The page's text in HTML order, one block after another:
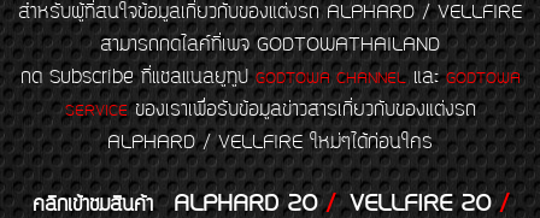
สำหรับผู้ที่สนใจข้อมูลเกี่ยวกับของแต่งรถ ALPHARD / VELLFIRE
สามารถกดไลค์ที่เพจ GODTOWATHAILAND
กด Subscribe ที่แชลแนลยูทูป GODTOWA CHANNELและGODTOWA
SERVICEของเราเพื่อรับข้อมูลข่าวสารเกี่ยวกับของแต่งรถ
ALPHARD / VELLFIRE ใหม่ๆได้ก่อนใคร
คลิกเข้าชมสินค้า ALPHARD 20/VELLFIRE 20/